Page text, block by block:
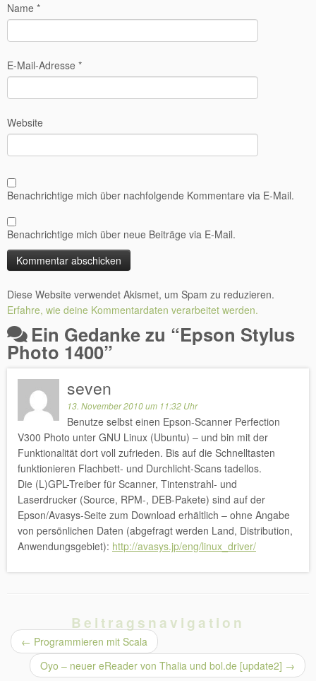
Name *
E-Mail-Adresse *
Website
Benachrichtige mich über nachfolgende Kommentare via E-Mail.
Benachrichtige mich über neue Beiträge via E-Mail.
Diese Website verwendet Akismet, um Spam zu reduzieren.
Erfahre, wie deine Kommentardaten verarbeitet werden.
Ein Gedanke zu “Epson Stylus
Photo 1400”
seven
13. November 2010 um 11:32 Uhr
Benutze selbst einen Epson-Scanner Perfection
V300 Photo unter GNU Linux (Ubuntu) – und bin mit der
Funktionalität dort voll zufrieden. Bis auf die Schnelltasten
funktionieren Flachbett- und Durchlicht-Scans tadellos.
Die (L)GPL-Treiber für Scanner, Tintenstrahl- und
Laserdrucker (Source, RPM-, DEB-Pakete) sind auf der
Epson/Avasys-Seite zum Download erhältlich – ohne Angabe
von persönlichen Daten (abgefragt werden Land, Distribution,
Anwendungsgebiet): http://avasys.jp/eng/linux_driver/
Beitragsnavigation
← Programmieren mit Scala
Oyo – neuer eReader von Thalia und bol.de [update2] →